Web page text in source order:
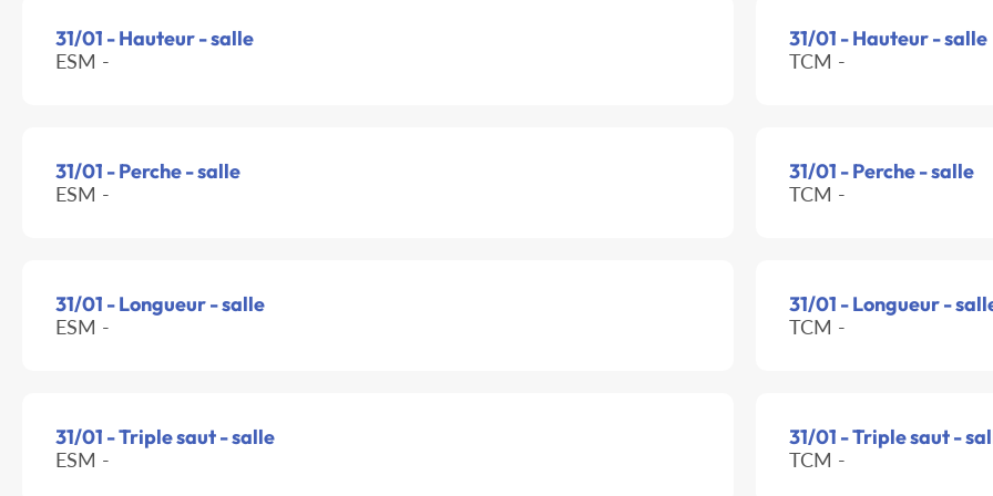
31/01 - Hauteur - salle
ESM -
31/01 - Hauteur - salle
TCM -
31/01 - Perche - salle
ESM -
31/01 - Perche - salle
TCM -
31/01 - Longueur - salle
ESM -
31/01 - Longueur -
TCM -
31/01 - Triple saut - salle
ESM -
31/01 - Triple saut -
TCM -